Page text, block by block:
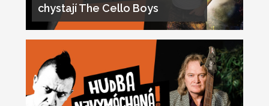
chystají The Cello Boys